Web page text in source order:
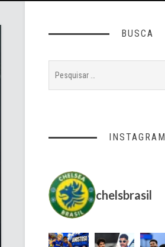
BUSCA
INSTAGRAM
chelsbrasil